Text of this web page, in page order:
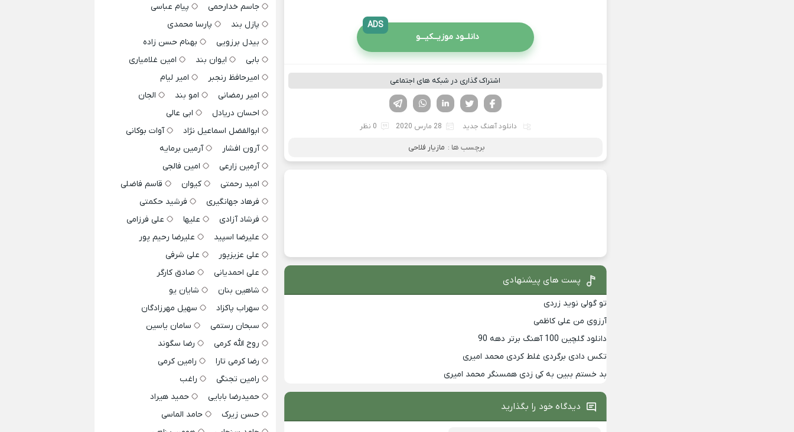
دانلــود موزیــکیـــو
ADS
اشتراک گذاری در شبکه های اجتماعی
لینکدین تویتر
فیسوک
دانلود آهنگ جدید 28 مارس 2020 0 نظر
برچسب ها : مازیار فلاحی
پست های پیشنهادی
تو گولی نوید زردی
آرزوی من علی کاظمی
دانلود گلچین 100 آهنگ برتر دهه 90
تکس دادی برگردی غلط کردی محمد امیری
بد خستم ببین به کی زدی همسنگر محمد امیری
دیدگاه خود را بگذارید
جاسم خدارحمی
پیام عباسی
پازل بند
پارسا محمدی
بیدل برزویی
بهنام حسن زاده
بابی
ایوان بند
امین غلامیاری
امیرحافظ رنجبر
امیر لیام
امیر رمضانی
امو بند
الجان
احسان دریادل
ابی عالی
ابوالفضل اسماعیل نژاد
آوات بوکانی
آرون افشار
آرمین برمایه
آرمین زارعی
امین فالجی
امید رحمتی
کیوان
قاسم فاضلی
فرهاد جهانگیری
فرشید حکمتی
فرشاد آزادی
علیها
علی فرزامی
علیرضا اسپید
علیرضا رحیم پور
علی عزیزپور
علی شرفی
علی احمدیانی
صادق کارگر
شاهین بنان
شایان یو
سهراب پاکزاد
سهیل مهرزادگان
سبحان رستمی
سامان یاسین
روح الله کرمی
رضا سگوند
رضا کرمی تارا
رامین کرمی
رامین تجنگی
راغب
حمیدرضا بابایی
حمید هیراد
حسن زیرک
حامد الماسی